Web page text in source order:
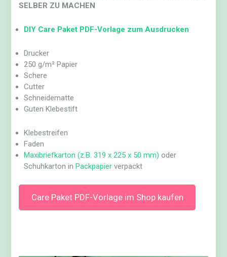
SELBER ZU MACHEN
DIY Care Paket PDF-Vorlage zum Ausdrucken
Drucker
250 g/m² Papier
Schere
Cutter
Schneidematte
Guten Klebestift
Klebestreifen
Faden
Maxibriefkarton (z.B. 319 x 225 x 50 mm)oder
Schuhkarton inPackpapier verpackt
Care Paket PDF-Vorlage im Shop kaufen